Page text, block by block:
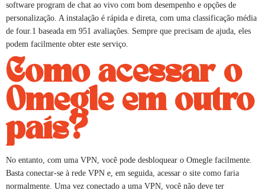
software program de chat ao vivo com bom desempenho e opções de
personalização. A instalação é rápida e direta, com uma classificação média
de four.1 baseada em 951 avaliações. Sempre que precisam de ajuda, eles
podem facilmente obter este serviço.
Como acessar o
Omegle em outro
país?
No entanto, com uma VPN, você pode desbloquear o Omegle facilmente.
Basta conectar-se à rede VPN e, em seguida, acessar o site como faria
normalmente. Uma vez conectado a uma VPN, você não deve ter